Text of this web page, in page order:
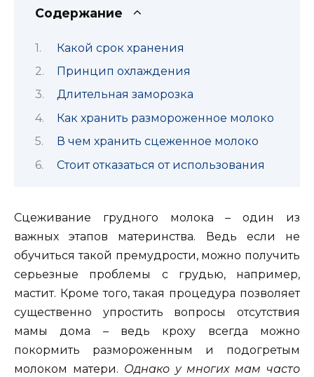
Содержание
Какой срок хранения
Принцип охлаждения
Длительная заморозка
Как хранить размороженное молоко
В чем хранить сцеженное молоко
Стоит отказаться от использования
Сцеживание грудного молока – один из
важных этапов материнства. Ведь если не
обучиться такой премудрости, можно получить
серьезные проблемы с грудью, например,
мастит. Кроме того, такая процедура позволяет
существенно упростить вопросы отсутствия
мамы дома – ведь кроху всегда можно
покормить размороженным и подогретым
молоком матери. Однако у многих мам часто